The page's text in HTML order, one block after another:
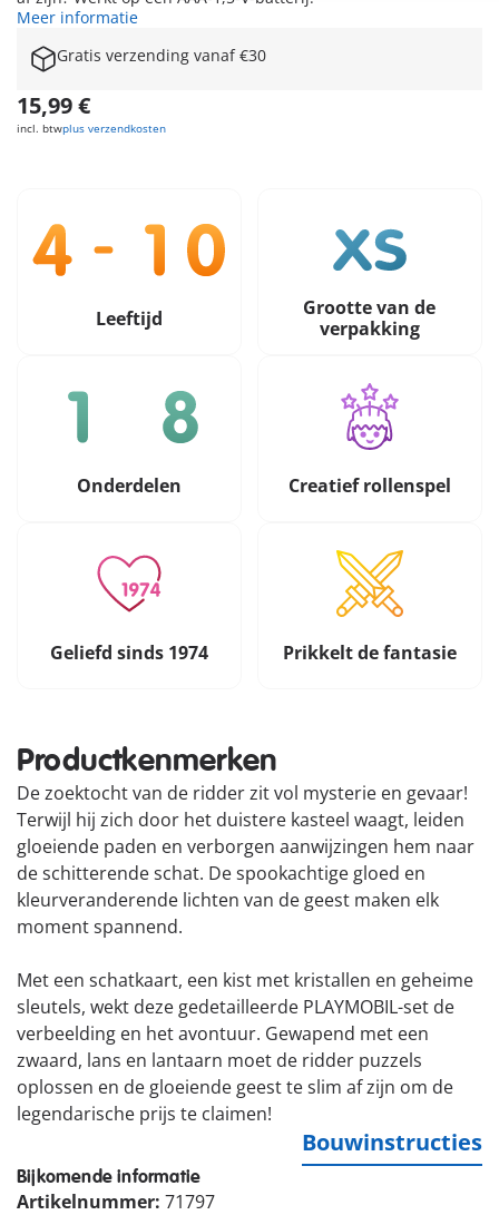
Meer informatie
Gratis verzending vanaf €30
15,99 €
incl. btwplus verzendkosten
Leeftijd
Grootte van de
verpakking
Onderdelen Creatief rollenspel
Geliefd sinds 1974 Prikkelt de fantasie
Productkenmerken
De zoektocht van de ridder zit vol mysterie en gevaar!
Terwijl hij zich door het duistere kasteel waagt, leiden
gloeiende paden en verborgen aanwijzingen hem naar
de schitterende schat. De spookachtige gloed en
kleurveranderende lichten van de geest maken elk
moment spannend.
Met een schatkaart, een kist met kristallen en geheime
sleutels, wekt deze gedetailleerde PLAYMOBIL-set de
verbeelding en het avontuur. Gewapend met een
zwaard, lans en lantaarn moet de ridder puzzels
oplossen en de gloeiende geest te slim af zijn om de
legendarische prijs te claimen!
Bouwinstructies
Bijkomende informatie
Artikelnummer: 71797